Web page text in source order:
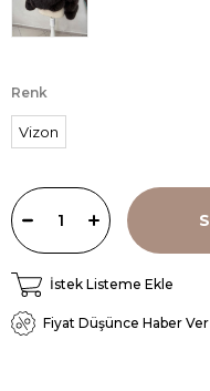
Renk
Vizon
İstek Listeme Ekle
Fiyat Düşünce Haber Ver